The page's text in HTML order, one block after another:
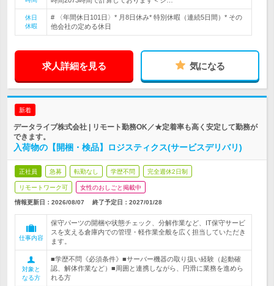
休日
休暇
# 〈年間休日101日〉* 月8日休み* 特別休暇（連続5日間）* その
他会社の定める休日
求人詳細を見る 気になる
新着
データライブ株式会社 | リモート勤務OK／★定着率も高く安定して勤務が
できます。
入荷物の【開梱・検品】ロジスティクス(サービスデリバリ)
正社員 急募 転勤なし 学歴不問 完全週休2日制
リモートワーク可 女性のおしごと掲載中
情報更新日：2026/08/07 終了予定日： 2027/01/28
仕事内容
保守パーツの開梱や状態チェック、分解作業など、IT保守サービ
スを支える倉庫内での管理・軽作業全般を広く担当していただき
ます。
対象と
なる方
■学歴不問《必須条件》■サーバー機器の取り扱い経験（起動確
認、解体作業など）■周囲と連携しながら、円滑に業務を進めら
れる方